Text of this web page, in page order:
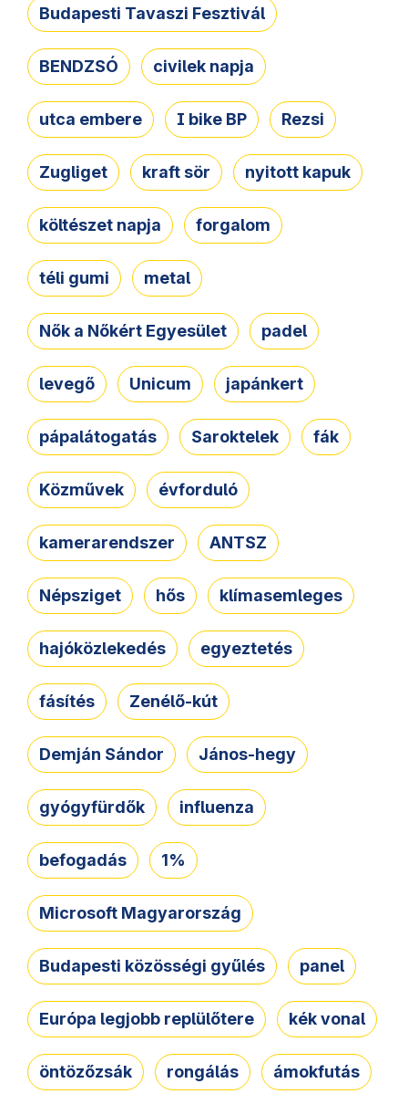
Budapesti Tavaszi Fesztivál
BENDZSÓ civilek napja
utca embere I bike BP Rezsi
Zugliget kraft sör nyitott kapuk
költészet napja forgalom
téli gumi metal
Nők a Nőkért Egyesület padel
levegő Unicum japánkert
pápalátogatás Saroktelek fák
Közművek évforduló
kamerarendszer ANTSZ
Népsziget hős klímasemleges
hajóközlekedés egyeztetés
fásítés Zenélő-kút
Demján Sándor János-hegy
gyógyfürdők influenza
befogadás 1%
Microsoft Magyarország
Budapesti közösségi gyűlés panel
Európa legjobb replülőtere kék vonal
öntözőzsák rongálás ámokfutás